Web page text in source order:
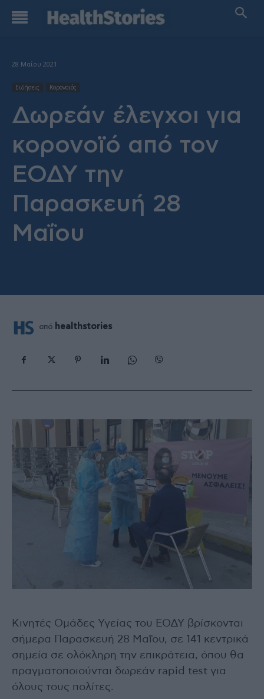
28 Μαΐου 2021
Ειδήσεις Κορονοιός
Δωρεάν έλεγχοι για
κορονοϊό από τον
ΕΟΔΥ την
Παρασκευή 28
Μαΐου
από healthstories
Κινητές Ομάδες Υγείας του ΕΟΔΥ βρίσκονται
σήμερα Παρασκευή 28 Μαΐου, σε 141 κεντρικά
σημεία σε ολόκληρη την επικράτεια, όπου θα
πραγματοποιούνται δωρεάν rapid test για
όλους τους πολίτες.